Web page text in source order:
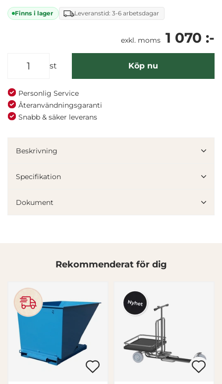
Vi använder enhetsidentifierare för att anpassa innehållet
för sociala medier och analysera vår trafik. Vi
information från din enhet till de sociala medier och
Inställningar
Statistik
Marknadsföring
Finns i lager Leveranstid: 3-6 arbetsdagar
exkl. moms 1 070 :-
st Köp nu
Personlig Service
Återanvändningsgaranti
Snabb & säker leverans
Beskrivning
Specifikation
Dokument
Rekommenderat för dig